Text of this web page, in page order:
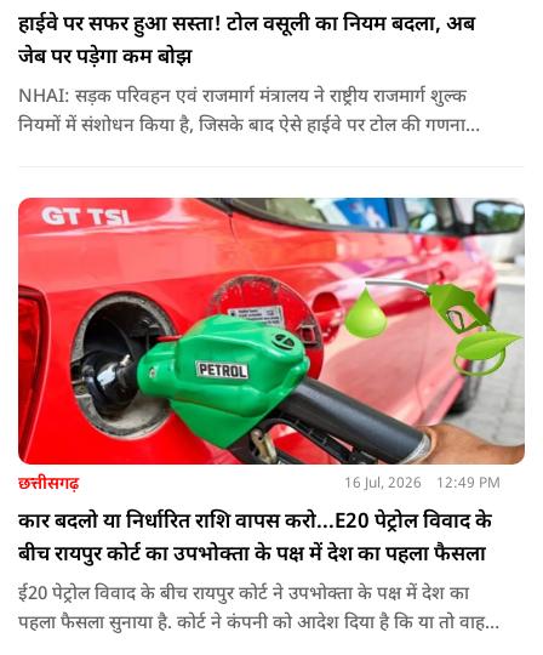
हाईवे पर सफर हुआ सस्ता! टोल वसूली का नियम बदला, अब
जेब पर पड़ेगा कम बोझ
NHAI: सड़क परिवहन एवं राजमार्ग मंत्रालय ने राष्ट्रीय राजमार्ग शुल्क
नियमों में संशोधन किया है, जिसके बाद ऐसे हाईवे पर टोल की गणना
छत्तीसगढ़ 16 Jul, 2026 12:49 PM
कार बदलो या निर्धारित राशि वापस करो...E20 पेट्रोल विवाद के
बीच रायपुर कोर्ट का उपभोक्ता के पक्ष में देश का पहला फैसला
ई20 पेट्रोल विवाद के बीच रायपुर कोर्ट ने उपभोक्ता के पक्ष में देश का
पहला फैसला सुनाया है. कोर्ट ने कंपनी को आदेश दिया है कि या तो वाहन